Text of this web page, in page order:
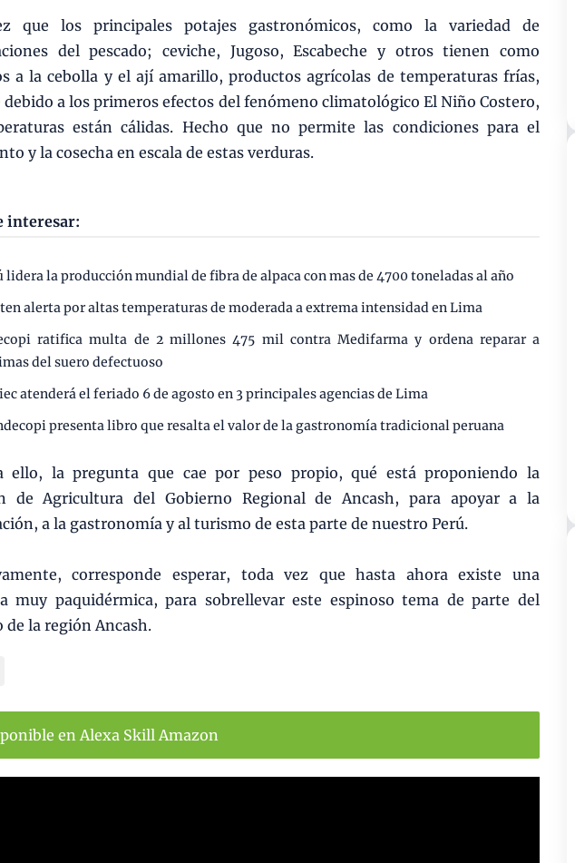
que los principales potajes gastronómicos, como la variedad de
del pescado; ceviche, Jugoso, Escabeche y otros tienen como
a la cebolla y el ají amarillo, productos agrícolas de temperaturas frías,
debido a los primeros efectos del fenómeno climatológico El Niño Costero,
están cálidas. Hecho que no permite las condiciones para el
y la cosecha en escala de estas verduras.
interesar:
lidera la producción mundial de fibra de alpaca con mas de 4700 toneladas al año
alerta por altas temperaturas de moderada a extrema intensidad en Lima
ratifica multa de 2 millones 475 mil contra Medifarma y ordena reparar a
del suero defectuoso
atenderá el feriado 6 de agosto en 3 principales agencias de Lima
presenta libro que resalta el valor de la gastronomía tradicional peruana
ello, la pregunta que cae por peso propio, qué está proponiendo la
de Agricultura del Gobierno Regional de Ancash, para apoyar a la
a la gastronomía y al turismo de esta parte de nuestro Perú.
corresponde esperar, toda vez que hasta ahora existe una
muy paquidérmica, para sobrellevar este espinoso tema de parte del
de la región Ancash.
en Alexa Skill Amazon